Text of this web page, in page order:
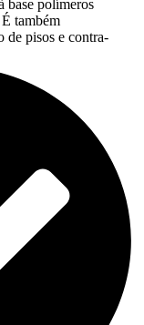
base polímeros
também
de pisos e contra-